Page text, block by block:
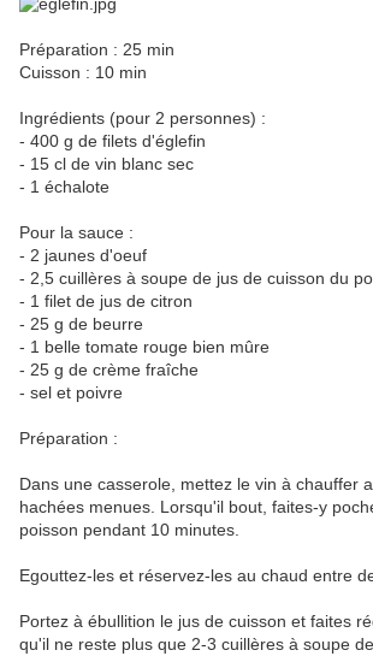
Préparation : 25 min
Cuisson : 10 min
Ingrédients (pour 2 personnes) :
- 400 g de filets d'églefin
- 15 cl de vin blanc sec
- 1 échalote
Pour la sauce :
- 2 jaunes d'oeuf
- 2,5 cuillères à soupe de jus de cuisson du
- 1 filet de jus de citron
- 25 g de beurre
- 1 belle tomate rouge bien mûre
- 25 g de crème fraîche
- sel et poivre
Préparation :
Dans une casserole, mettez le vin à chauffer
hachées menues. Lorsqu'il bout, faites-y
poisson pendant 10 minutes.
Egouttez-les et réservez-les au chaud entre
Portez à ébullition le jus de cuisson et faites
qu'il ne reste plus que 2-3 cuillères à soupe